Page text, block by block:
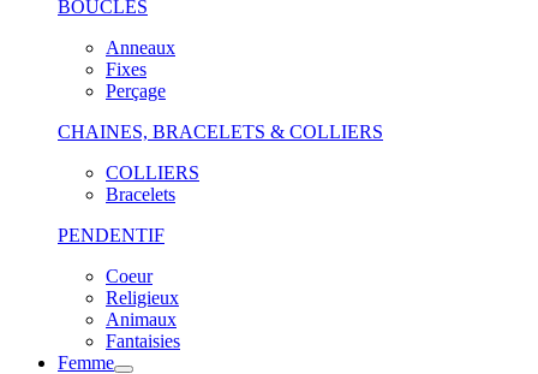
BOUCLES
Anneaux
Fixes
Perçage
CHAINES, BRACELETS & COLLIERS
COLLIERS
Bracelets
PENDENTIF
Coeur
Religieux
Animaux
Fantaisies
Femme